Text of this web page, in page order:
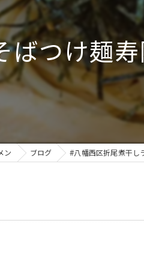
ランチ
居酒屋
テイクアウト
学生
ばつけ麺
ン ブログ #八幡西区折尾煮干し